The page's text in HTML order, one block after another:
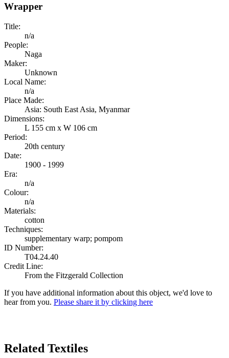
Wrapper
Title:
n/a
People:
Naga
Maker:
Unknown
Local Name:
n/a
Place Made:
Asia: South East Asia, Myanmar
Dimensions:
L 155 cm x W 106 cm
Period:
20th century
Date:
1900 - 1999
Era:
n/a
Colour:
n/a
Materials:
cotton
Techniques:
supplementary warp; pompom
ID Number:
T04.24.40
Credit Line:
From the Fitzgerald Collection
If you have additional information about this object, we'd love to
hear from you. Please share it by clicking here
Related Textiles